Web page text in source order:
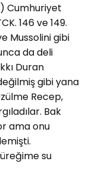
Cumhuriyet
146 ve 149.
Mussolini gibi
da deli
Duran
gibi yana
Recep,
Bak
ama onu
su